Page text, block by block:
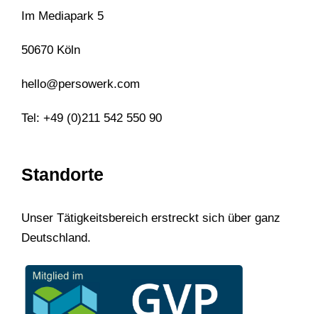
Im Mediapark 5
50670 Köln
hello@persowerk.com
Tel: +49 (0)211 542 550 90
Standorte
Unser Tätigkeitsbereich erstreckt sich über ganz
Deutschland.